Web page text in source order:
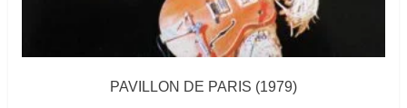
PAVILLON DE PARIS (1979)